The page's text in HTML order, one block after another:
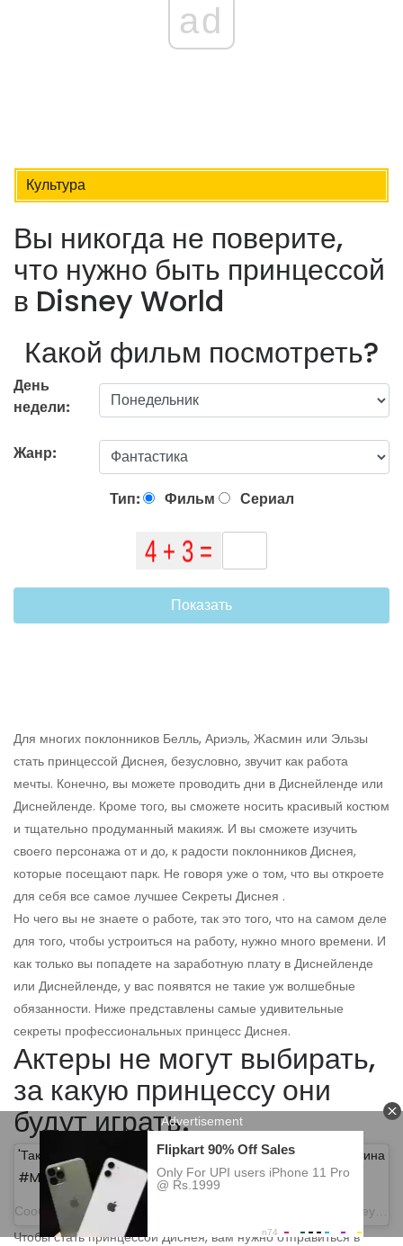
ad
Культура
Вы никогда не поверите,
что нужно быть принцессой
в Disney World
Какой фильм посмотреть?
День
недели:
Жанр:
Тип: Фильм Сериал
Показать
Для многих поклонников Белль, Ариэль, Жасмин или Эльзы
стать принцессой Диснея, безусловно, звучит как работа
мечты. Конечно, вы можете проводить дни в Диснейленде или
Диснейленде. Кроме того, вы сможете носить красивый костюм
и тщательно продуманный макияж. И вы сможете изучить
своего персонажа от и до, к радости поклонников Диснея,
которые посещают парк. Не говоря уже о том, что вы откроете
для себя все самое лучшее Секреты Диснея .
Но чего вы не знаете о работе, так это того, что на самом деле
для того, чтобы устроиться на работу, нужно много времени. И
как только вы попадете на заработную плату в Диснейленде
или Диснейленде, у вас появятся не такие уж волшебные
обязанности. Ниже представлены самые удивительные
секреты профессиональных принцесс Диснея.
Актеры не могут выбирать,
за какую принцессу они
будут играть.
'Так это и есть любовь' # Золушка # День святого Валентина
#MagicKingdom (Фото: @ the.jungle.brooke)
Чтобы стать принцессой Диснея, вам нужно отправиться в